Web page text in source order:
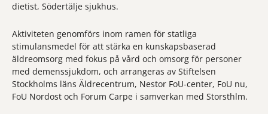
dietist, Södertälje sjukhus.
Aktiviteten genomförs inom ramen för statliga
stimulansmedel för att stärka en kunskapsbaserad
äldreomsorg med fokus på vård och omsorg för personer
med demenssjukdom, och arrangeras av Stiftelsen
Stockholms läns Äldrecentrum, Nestor FoU-center, FoU nu,
FoU Nordost och Forum Carpe i samverkan med Storsthlm.